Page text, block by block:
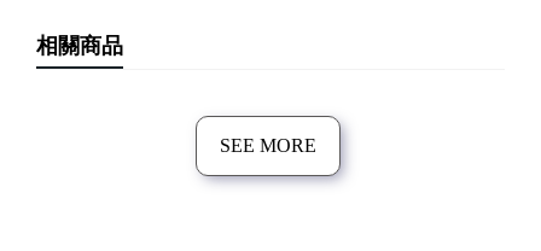
相關商品
SEE MORE